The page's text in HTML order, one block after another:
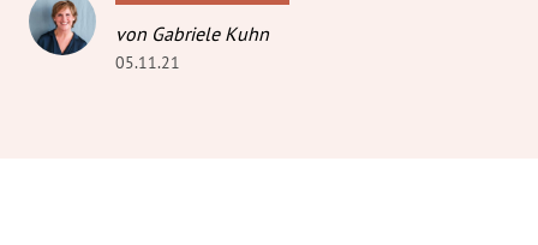
Untermenü
Untermenü
von Gabriele Kuhn
05.11.21